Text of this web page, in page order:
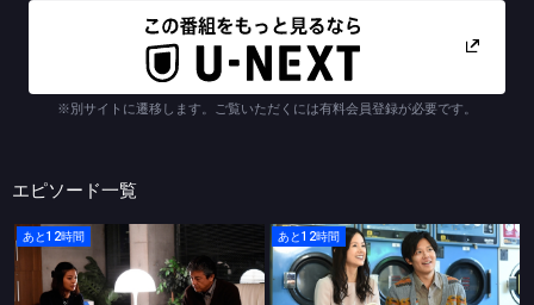
※別サイトに遷移します。ご覧いただくには有料会員登録が必要です。
エピソード一覧
あと12時間
Ｎのために
あと12時間
Ｎのために